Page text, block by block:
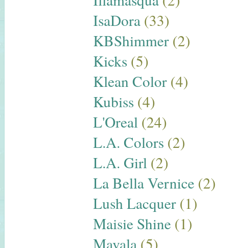
IsaDora (33)
KBShimmer (2)
Kicks (5)
Klean Color (4)
Kubiss (4)
L'Oreal (24)
L.A. Colors (2)
L.A. Girl (2)
La Bella Vernice (2)
Lush Lacquer (1)
Maisie Shine (1)
Mavala (5)